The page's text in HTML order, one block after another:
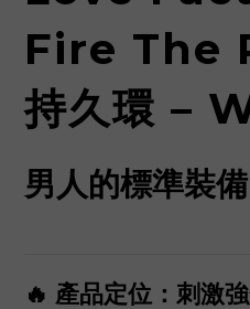
Fire The
持久環 –
男人的標準裝備
🔥 產品定位：刺激